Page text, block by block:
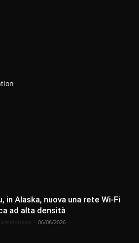
in Alaska, nuova una rete Wi-Fi
ad alta densità
- 06/08/2026